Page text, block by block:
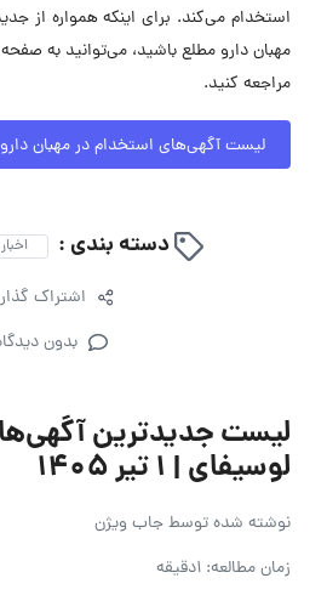
استخدام می‌کند. برای اینکه همواره از
مهبان دارو مطلع باشید، می‌توانید به
مراجعه کنید.
لیست آگهی‌های استخدام در مهبان دارو
دسته بندی :
اشتراک
بدون
لیست جدیدترین
لوسیفای | ۱ تیر ۱۴۰۵
نوشته شده توسطجاب ویژن
زمان مطالعه: 1دقیقه